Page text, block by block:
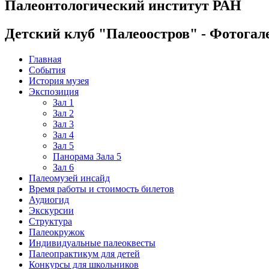
Палеонтологический институт РАН
Детский клуб "Палеоостров" -
Главная
События
История музея
Экспозиция
Зал 1
Зал 2
Зал 3
Зал 4
Зал 5
Панорама Зала 5
Зал 6
Палеомузей инсайд
Время работы и стоимость билетов
Аудиогид
Экскурсии
Структура
Палеокружок
Индивидуальные палеоквесты
Палеопрактикум для детей
Конкурсы для школьников